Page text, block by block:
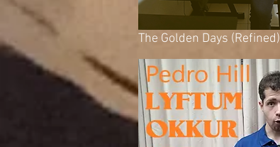
The Golden Days (Refined)